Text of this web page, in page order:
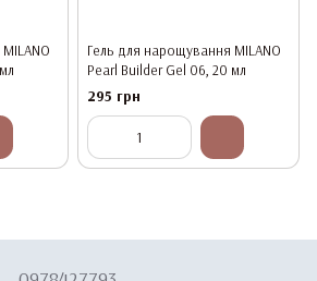
Гель для нарощування MILANO
Pearl Builder Gel 06, 20 мл
295 грн